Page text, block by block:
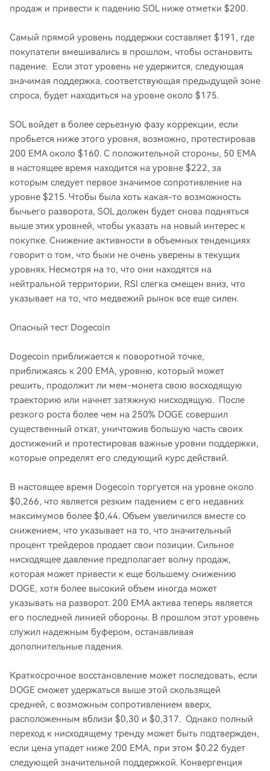
продаж и привести к падению SOL ниже отметки $200.
Самый прямой уровень поддержки составляет $191, где
покупатели вмешивались в прошлом, чтобы остановить
падение. Если этот уровень не удержится, следующая
значимая поддержка, соответствующая предыдущей зоне
спроса, будет находиться на уровне около $175.
SOL войдет в более серьезную фазу коррекции, если
пробьется ниже этого уровня, возможно, протестировав
200 EMA около $160. С положительной стороны, 50 EMA
в настоящее время находится на уровне $222, за
которым следует первое значимое сопротивление на
уровне $215. Чтобы была хоть какая-то возможность
бычьего разворота, SOL должен будет снова подняться
выше этих уровней, чтобы указать на новый интерес к
покупке. Снижение активности в объемных тенденциях
говорит о том, что быки не очень уверены в текущих
уровнях. Несмотря на то, что они находятся на
нейтральной территории, RSI слегка смещен вниз, что
указывает на то, что медвежий рынок все еще силен.
Опасный тест Dogecoin
Dogecoin приближается к поворотной точке,
приближаясь к 200 EMA, уровню, который может
решить, продолжит ли мем-монета свою восходящую
траекторию или начнет затяжную нисходящую. После
резкого роста более чем на 250% DOGE совершил
существенный откат, уничтожив большую часть своих
достижений и протестировав важные уровни поддержки,
которые определят его следующий курс действий.
В настоящее время Dogecoin торгуется на уровне около
$0,266, что является резким падением с его недавних
максимумов более $0,44. Объем увеличился вместе со
снижением, что указывает на то, что значительный
процент трейдеров продает свои позиции. Сильное
нисходящее давление предполагает волну продаж,
которая может привести к еще большему снижению
DOGE, хотя более высокий объем иногда может
указывать на разворот. 200 EMA актива теперь является
его последней линией обороны. В прошлом этот уровень
служил надежным буфером, останавливая
дополнительные падения.
Краткосрочное восстановление может последовать, если
DOGE сможет удержаться выше этой скользящей
средней, с возможным сопротивлением вверх,
расположенным вблизи $0,30 и $0,317. Однако полный
переход к нисходящему тренду может быть подтвержден,
если цена упадет ниже 200 EMA, при этом $0.22 будет
следующей значительной поддержкой. Конвергенция